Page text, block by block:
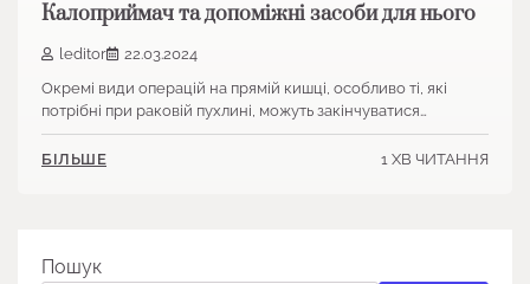
Калоприймач та допоміжні засоби для нього
leditor
22.03.2024
Окремі види операцій на прямій кишці, особливо ті, які
потрібні при раковій пухлині, можуть закінчуватися…
БІЛЬШЕ 1 ХВ ЧИТАННЯ
Пошук